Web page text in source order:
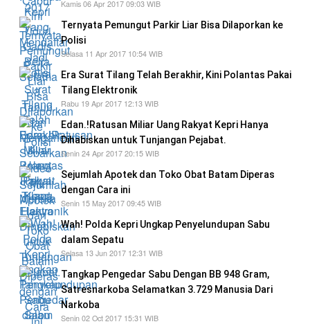
Kamis 06 Apr 2017 09:03 WIB
Ternyata Pemungut Parkir Liar Bisa Dilaporkan ke
Polisi
Selasa 11 Apr 2017 10:54 WIB
Era Surat Tilang Telah Berakhir, Kini Polantas Pakai
Tilang Elektronik
Rabu 19 Apr 2017 12:13 WIB
Edan.!Ratusan Miliar Uang Rakyat Kepri Hanya
Dihabiskan untuk Tunjangan Pejabat.
Senin 24 Apr 2017 20:15 WIB
Sejumlah Apotek dan Toko Obat Batam Diperas
dengan Cara ini
Senin 15 May 2017 09:45 WIB
Wah! Polda Kepri Ungkap Penyelundupan Sabu
dalam Sepatu
Selasa 13 Jun 2017 12:31 WIB
Tangkap Pengedar Sabu Dengan BB 948 Gram,
Satresnarkoba Selamatkan 3.729 Manusia Dari
Narkoba
Senin 02 Oct 2017 15:31 WIB